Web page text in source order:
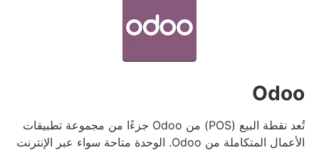
Odoo
تُعد نقطة البيع (POS) من Odoo جزءًا من مجموعة تطبيقات
الأعمال المتكاملة من Odoo.
الوحدة متاحة سواء عبر الإنترنت